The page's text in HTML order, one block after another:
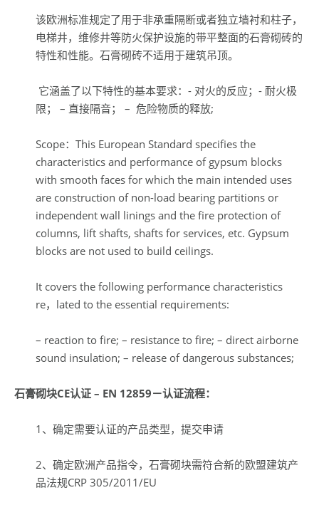
该欧洲标准规定了用于非承重隔断或者独立墙衬和柱子，
电梯井，维修井等防火保护设施的带平整面的石膏砌砖的
特性和性能。石膏砌砖不适用于建筑吊顶。
它涵盖了以下特性的基本要求：- 对火的反应；- 耐火极
限； – 直接隔音； – 危险物质的释放;
Scope：This European Standard specifies the
characteristics and performance of gypsum blocks
with smooth faces for which the main intended uses
are construction of non-load bearing partitions or
independent wall linings and the fire protection of
columns, lift shafts, shafts for services, etc. Gypsum
blocks are not used to build ceilings.
It covers the following performance characteristics
re，lated to the essential requirements:
– reaction to fire; – resistance to fire; – direct airborne
sound insulation; – release of dangerous substances;
石膏砌块CE认证 – EN 12859－认证流程：
1、确定需要认证的产品类型，提交申请
2、确定欧洲产品指令，石膏砌块需符合新的欧盟建筑产
品法规CRP 305/2011/EU